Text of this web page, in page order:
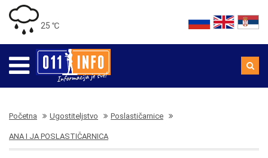
25 ℃
Početna Ugostiteljstvo Poslastičarnice
ANA I JA POSLASTIČARNICA